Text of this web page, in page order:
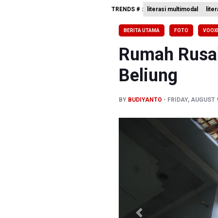
Polda
Polisi
995
TRENDS # : literasi multimodal
BERITA UTAMA FOTO
Rumah
Beliung
BY BUDIYANTO FRIDAY,